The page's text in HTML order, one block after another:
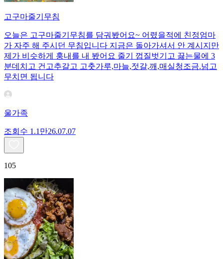
고구마줄기무침
오늘은 고구마줄기무침를 담궈봤어요~ 어렸을적에 친정엄마
가 자주 해 주시던 무침입니다 지금은 돌아가셔서 안 계시지만
제가 비슷하게 훙내를 내 봤어요 줄기 껍질벗기고 끓는물에 3
분데치고 건고추갈고 고춧가루,마늘,젓갈,깨,매실청조금.넘고
무치면 됩니다
울가족
조회수 1.1만26.07.07
105